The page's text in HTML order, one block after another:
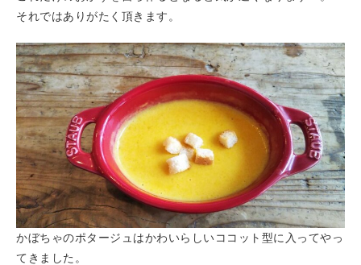
それではありがたく頂きます。
かぼちゃのポタージュはかわいらしいココット型に入ってやっ
てきました。